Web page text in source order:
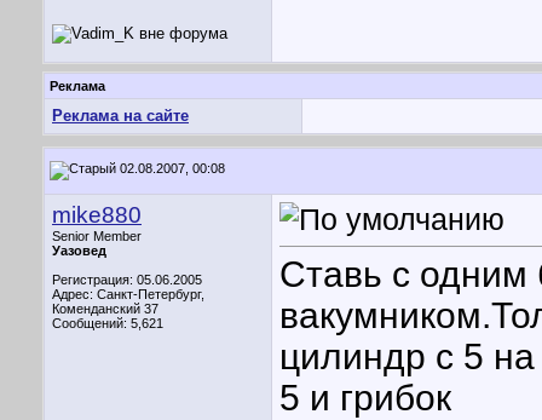
Реклама
Реклама на сайте
02.08.2007, 00:08
mike880
Senior Member
Уазовед
Регистрация: 05.06.2005
Адрес: Санкт-Петербург,
Коменданский 37
Сообщений: 5,621
Ставь с одним
цилиндр с 5
5 и грибок